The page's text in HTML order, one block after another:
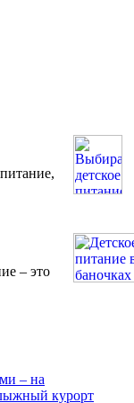
– это
– на
курорт